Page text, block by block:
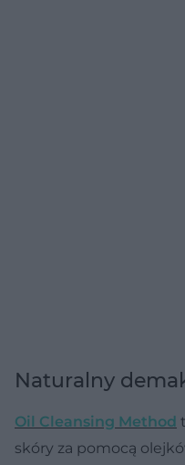
Naturalny
Oil Cleansing Method
skóry za pomocą